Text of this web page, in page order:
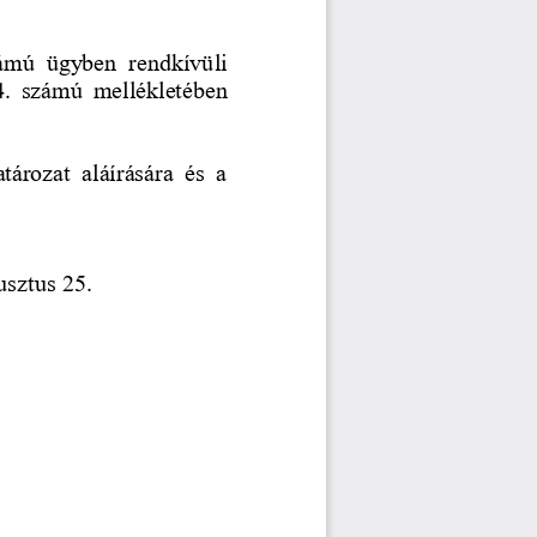
ügyben  rendkívüli
számú  mellékletében
aláírására  és  a
25.